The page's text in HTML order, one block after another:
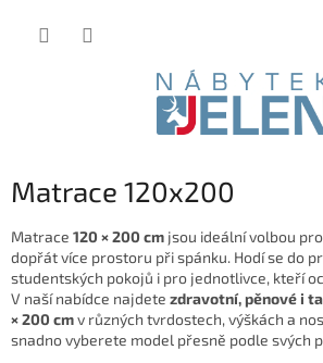
Matrace 120x200
Matrace 120 × 200 cm jsou ideální volbou
dopřát více prostoru při spánku. Hodí se do
studentských pokojů i pro jednotlivce, kteří
V naší nabídce najdete zdravotní, pěnové i
× 200 cmv různých tvrdostech, výškách a
snadno vyberete model přesně podle svých